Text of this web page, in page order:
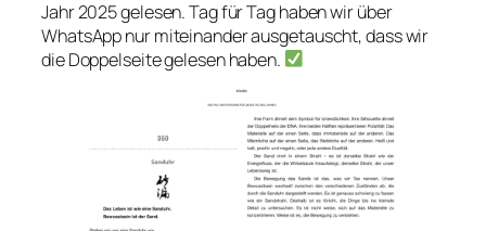
Jahr 2025 gelesen. Tag für Tag haben wir über
WhatsApp nur miteinander ausgetauscht, dass wir
die Doppelseite gelesen haben.